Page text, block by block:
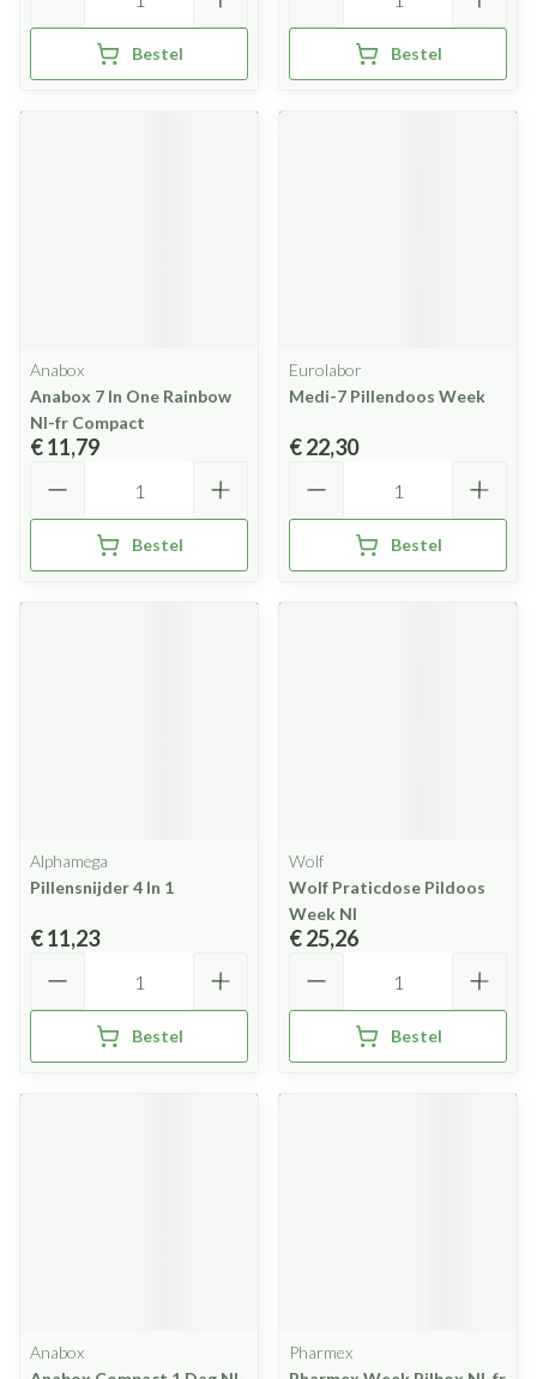
Bestel Bestel
Anabox
Anabox 7 In One Rainbow
Nl-fr Compact
€ 11,79
Bestel
Eurolabor
Medi-7 Pillendoos Week
€ 22,30
Bestel
Alphamega
Pillensnijder 4 In 1
€ 11,23
Bestel
Wolf
Wolf Praticdose Pildoos
Week Nl
€ 25,26
Bestel
Anabox
Pharmex